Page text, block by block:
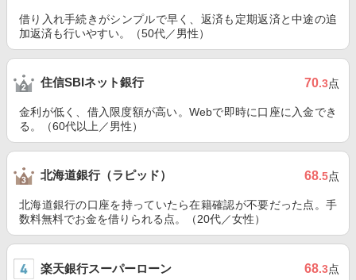
借り入れ手続きがシンプルで早く、返済も定期返済と中途の追
加返済も行いやすい。（50代／男性）
住信SBIネット銀行 70.3点
金利が低く、借入限度額が高い。Webで即時に口座に入金でき
る。（60代以上／男性）
北海道銀行（ラピッド） 68.5点
北海道銀行の口座を持っていたら在籍確認が不要だった点。手
数料無料でお金を借りられる点。（20代／女性）
楽天銀行スーパーローン 68.3点